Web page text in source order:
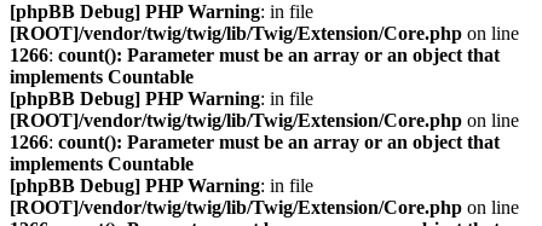
[phpBB Debug] PHP Warning: in file
[ROOT]/vendor/twig/twig/lib/Twig/Extension/Core.php on line
1266: count(): Parameter must be an array or an object that
implements Countable
[phpBB Debug] PHP Warning: in file
[ROOT]/vendor/twig/twig/lib/Twig/Extension/Core.php on line
1266: count(): Parameter must be an array or an object that
implements Countable
[phpBB Debug] PHP Warning: in file
[ROOT]/vendor/twig/twig/lib/Twig/Extension/Core.php on line